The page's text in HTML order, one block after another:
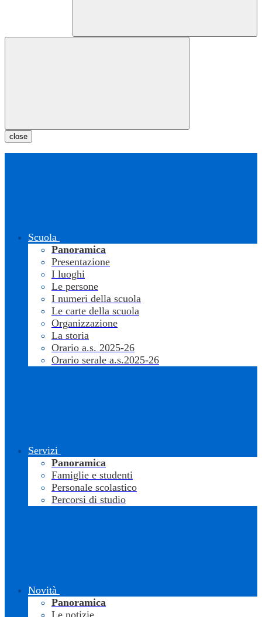
close
Scuola
Panoramica
Presentazione
I luoghi
Le persone
I numeri della scuola
Le carte della scuola
Organizzazione
La storia
Orario a.s. 2025-26
Orario serale a.s.2025-26
Servizi
Panoramica
Famiglie e studenti
Personale scolastico
Percorsi di studio
Novità
Panoramica